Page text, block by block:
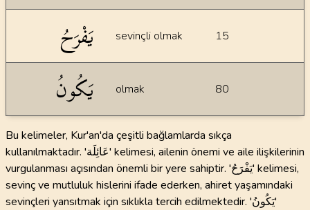
يَفْرَحُ sevinçli olmak 15
يَكُونُ olmak 80
Bu kelimeler, Kur'an'da çeşitli bağlamlarda sıkça
kullanılmaktadır. 'عَائِلَة' kelimesi, ailenin önemi ve aile ilişkilerinin
vurgulanması açısından önemli bir yere sahiptir. 'يَفْرَحُ' kelimesi,
sevinç ve mutluluk hislerini ifade ederken, ahiret yaşamındaki
sevinçleri yansıtmak için sıklıkla tercih edilmektedir. 'يَكُونُ'